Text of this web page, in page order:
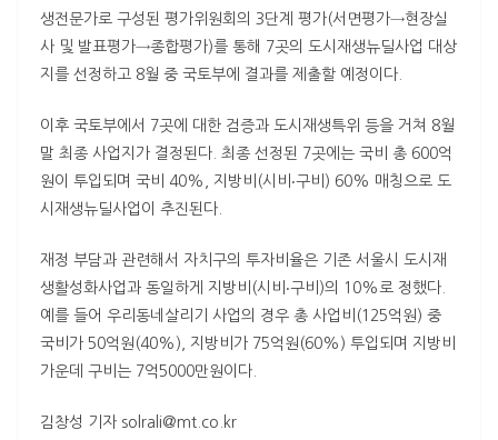
생전문가로 구성된 평가위원회의 3단계 평가(서면평가→현장실
사 및 발표평가→종합평가)를 통해 7곳의 도시재생뉴딜사업 대상
지를 선정하고 8월 중 국토부에 결과를 제출할 예정이다.
이후 국토부에서 7곳에 대한 검증과 도시재생특위 등을 거쳐 8월
말 최종 사업지가 결정된다. 최종 선정된 7곳에는 국비 총 600억
원이 투입되며 국비 40%, 지방비(시비‧구비) 60% 매칭으로 도
시재생뉴딜사업이 추진된다.
재정 부담과 관련해서 자치구의 투자비율은 기존 서울시 도시재
생활성화사업과 동일하게 지방비(시비‧구비)의 10%로 정했다.
예를 들어 우리동네살리기 사업의 경우 총 사업비(125억원) 중
국비가 50억원(40%), 지방비가 75억원(60%) 투입되며 지방비
가운데 구비는 7억5000만원이다.
김창성 기자 solrali@mt.co.kr